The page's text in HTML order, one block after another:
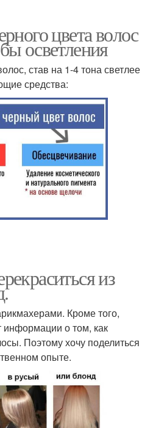
цвета волос
осветления
став на 1-4 тона светлее
средства:
из
Кроме того,
информации о том, как
Поэтому хочу поделиться
опыте.